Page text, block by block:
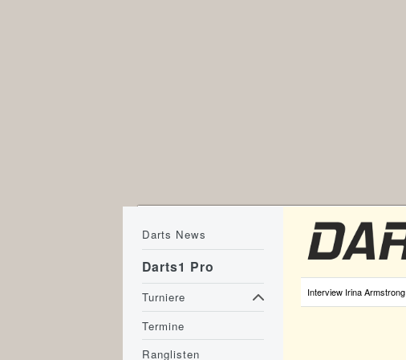
Interview Irina Armstrong
Darts News
Darts1 Pro
Turniere
Termine
Ranglisten